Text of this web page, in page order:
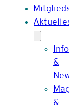
&
&